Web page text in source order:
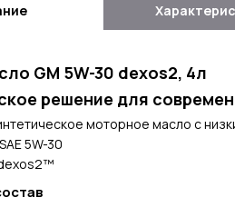
GM 5W-30 dexos2, 4л
решение для
моторное масло с
SAE 5W-30